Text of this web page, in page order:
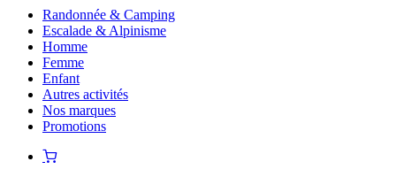
Randonnée & Camping
Escalade & Alpinisme
Homme
Femme
Enfant
Autres activités
Nos marques
Promotions